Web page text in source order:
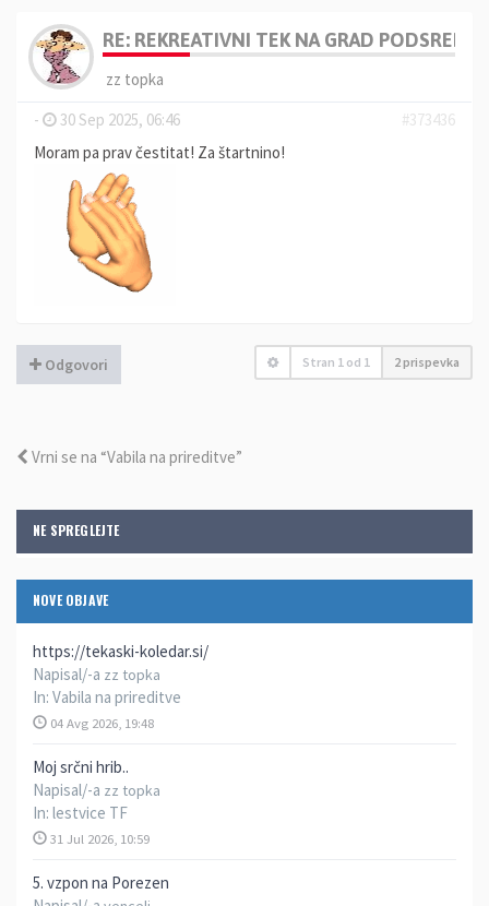
NE SPREGLEJTE
NOVE OBJAVE
https://tekaski-koledar.si/
Napisal/-a zz topka
In: Vabila na prireditve
04 Avg 2026, 19:48
Moj srčni hrib..
Napisal/-a zz topka
In: lestvice TF
31 Jul 2026, 10:59
5. vzpon na Porezen
RE: REKREATIVNI TEK NA GRAD PODSREDA
zz topka
-
30 Sep 2025, 06:46
#373436
Moram pa prav čestitat! Za štartnino!
Odgovori Stran 1 od 1 2 prispevka
Vrni se na “Vabila na prireditve”